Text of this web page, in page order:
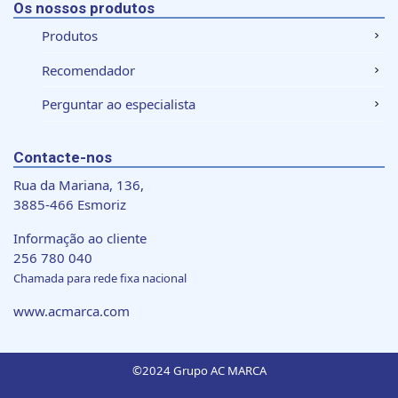
Os nossos produtos
Produtos
Recomendador
Perguntar ao especialista
Contacte-nos
Rua da Mariana, 136,
3885-466 Esmoriz
Informação ao cliente
256 780 040
Chamada para rede fixa nacional
www.acmarca.com
©2024 Grupo AC MARCA